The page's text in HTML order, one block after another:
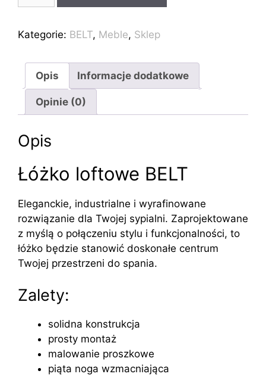
loft
120x200cm
Kategorie: BELT, Meble, Sklep
Opis Informacje dodatkowe
Opinie (0)
Opis
Łóżko loftowe BELT
Eleganckie, industrialne i wyrafinowane
rozwiązanie dla Twojej sypialni. Zaprojektowane
z myślą o połączeniu stylu i funkcjonalności, to
łóżko będzie stanowić doskonałe centrum
Twojej przestrzeni do spania.
Zalety:
solidna konstrukcja
prosty montaż
malowanie proszkowe
piąta noga wzmacniająca